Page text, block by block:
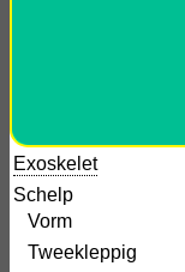
Exoskelet
Schelp
Vorm
Tweekleppig